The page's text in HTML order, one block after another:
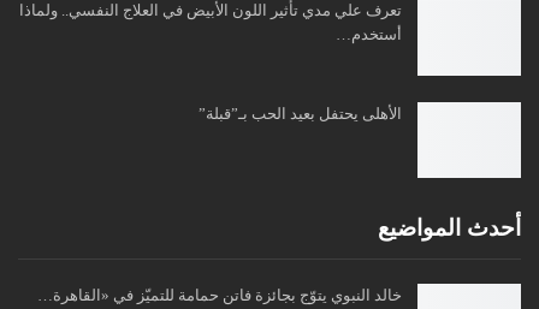
تعرف علي مدي تأثير اللون الأبيض في العلاج النفسي.. ولماذا
أستخدم…
الأهلى يحتفل بعيد الحب بـ”قبلة”
أحدث المواضيع
خالد النبوي يتوّج بجائزة فاتن حمامة للتميّز في «القاهرة…